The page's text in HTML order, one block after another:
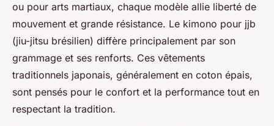
ou pour arts martiaux, chaque modèle allie liberté de
mouvement et grande résistance. Le kimono pour jjb
(jiu-jitsu brésilien) diffère principalement par son
grammage et ses renforts. Ces vêtements
traditionnels japonais, généralement en coton épais,
sont pensés pour le confort et la performance tout en
respectant la tradition.